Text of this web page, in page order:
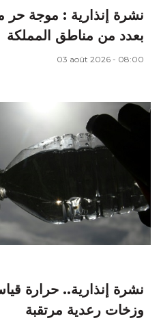
نشرة إنذارية : موجة حر
بعدد من مناطق المملكة
03 août 2026 - 08:00
وزخات رعدية مرتقبة